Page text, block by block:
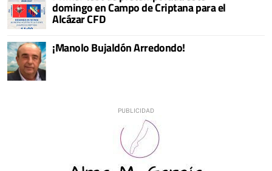
domingo en Campo de Criptana para el
Alcázar CFD
¡Manolo Bujaldón Arredondo!